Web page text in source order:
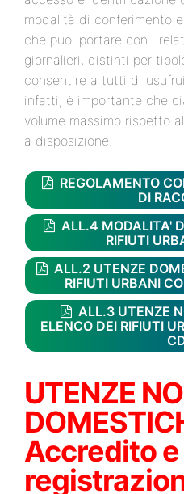
modalità di conferimento
che puoi portare con i
giornalieri, distinti per
consentire a tutti di
infatti, è importante che
volume massimo rispetto
a disposizione.
REGOLAMENTO
DI
ALL.4 MODALITA'
RIFIUTI
ALL.2 UTENZE
RIFIUTI URBANI
ALL.3 UTENZE
ELENCO DEI RIFIUTI
UTENZE
Accredito e